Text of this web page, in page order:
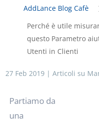
AddLance Blog Cafè
Perché è utile
questo Parametro
Utenti in Clienti
27 Feb 2019 |Articoli su
Partiamo da
una